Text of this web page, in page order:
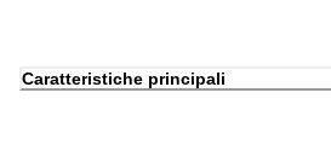
Caratteristiche principali